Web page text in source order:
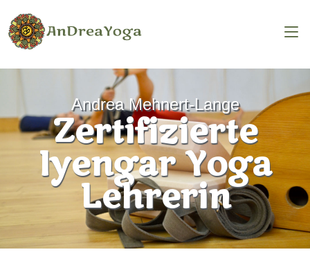
Andrea Mehnert-Lange
Zertifizierte
Iyengar Yoga
Lehrerin